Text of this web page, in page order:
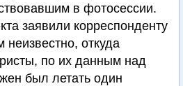
в фотосессии.
заявили корреспонденту
неизвестно, откуда
по их данным над
был летать один